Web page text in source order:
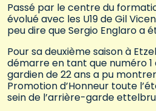
Passé par le centre du
évolué avec les U19 de Gil
peu dire que Sergio Englaro a
Pour sa deuxième saison à
démarre en tant que numéro 1
gardien de 22 ans a pu
Promotion d’Honneur toute
sein de l’arrière-garde